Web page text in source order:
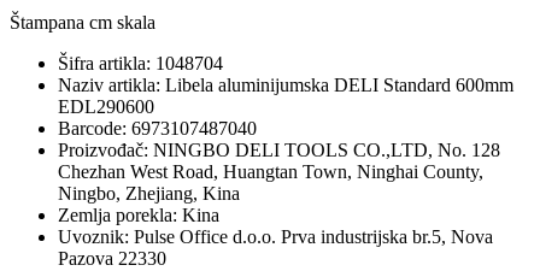
Štampana cm skala
Šifra artikla: 1048704
Naziv artikla: Libela aluminijumska DELI Standard 600mm
EDL290600
Barcode: 6973107487040
Proizvođač: NINGBO DELI TOOLS CO.,LTD, No. 128
Chezhan West Road, Huangtan Town, Ninghai County,
Ningbo, Zhejiang, Kina
Zemlja porekla: Kina
Uvoznik: Pulse Office d.o.o. Prva industrijska br.5, Nova
Pazova 22330